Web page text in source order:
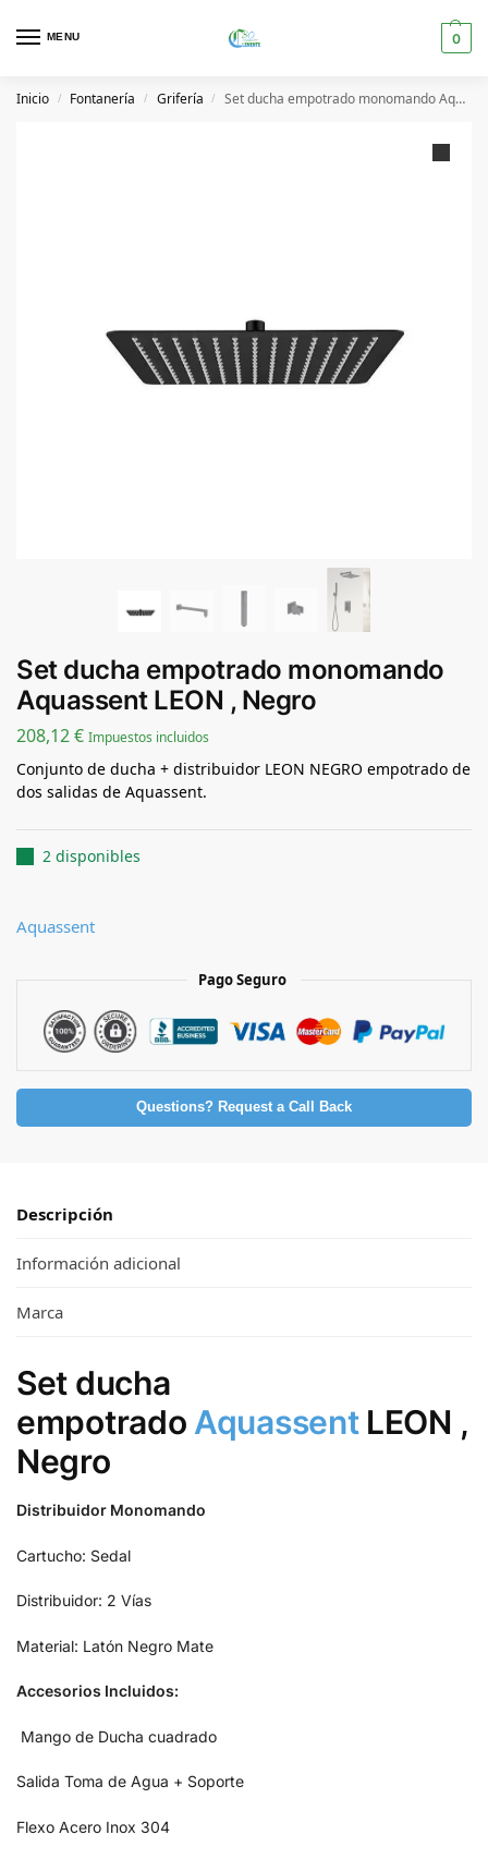
MENU 0
Inicio / Fontanería / Grifería / Set ducha empotrado monomando Aquassent LEON , Negro
Set ducha empotrado monomando
Aquassent LEON , Negro
208,12€ Impuestos incluidos
Conjunto de ducha + distribuidor LEON NEGRO empotrado de
dos salidas de Aquassent.
2 disponibles
Aquassent
Pago Seguro
Questions? Request a Call Back
Descripción
Información adicional
Marca
Set ducha
empotrado AquassentLEON ,
Negro
Distribuidor Monomando
Cartucho: Sedal
Distribuidor: 2 Vías
Material: Latón Negro Mate
Accesorios Incluidos:
Mango de Ducha cuadrado
Salida Toma de Agua + Soporte
Flexo Acero Inox 304